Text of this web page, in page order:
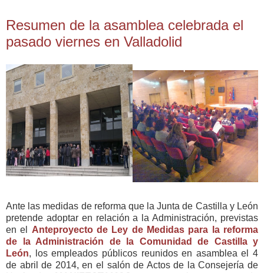
Resumen de la asamblea celebrada el
pasado viernes en Valladolid
Ante las medidas de reforma que la Junta de Castilla y León
pretende adoptar en relación a la Administración, previstas
en el Anteproyecto de Ley de Medidas para la reforma
de la Administración de la Comunidad de Castilla y
León, los empleados públicos reunidos en asamblea el 4
de abril de 2014, en el salón de Actos de la Consejería de